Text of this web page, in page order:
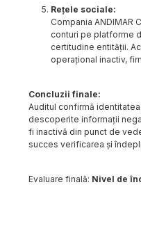
Rețele sociale:
Compania ANDIMAR
conturi pe platforme
certitudine entității.
operațional inactiv,
Concluzii finale:
Auditul confirmă
descoperite informații
fi inactivă din punct de
succes verificarea și
Evaluare finală: Nivel de